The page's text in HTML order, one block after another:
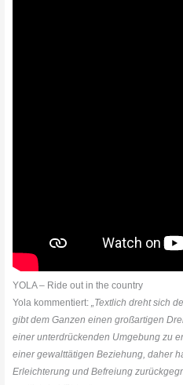
YOLA – Ride out in the country
Yola kommentiert:„Textlich dreht sich
gibt dem Ganzen einen großartigen
einer unterdrückenden Umgebung zu
einer gewalttätigen Beziehung, daher
Erleichterung und Befreiung